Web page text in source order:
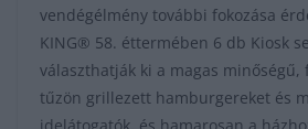
vendégélmény további fokozása
KING® 58. éttermében 6 db Kiosk
választhatják ki a magas minőségű,
tűzön grillezett hamburgereket és